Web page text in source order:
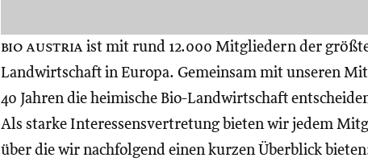
bio austria ist mit rund 12.000 Mitgliedern der
Landwirtschaft in Europa. Gemeinsam mit unseren
40 Jahren die heimische Bio-Landwirtschaft
Als starke Interessensvertretung bieten wir jedem
über die wir nachfolgend einen kurzen Überblick